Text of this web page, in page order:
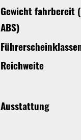
Gewicht fahrbereit
ABS)
Reichweite
Ausstattung